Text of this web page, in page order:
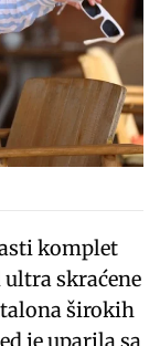
komplet
ultra skraćene
širokih
je uparila sa